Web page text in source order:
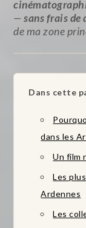
—sans frais de
de ma zone
Dans cette
dans les
Un film
Les
Ardennes
Les